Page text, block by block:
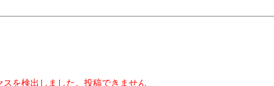
を検出しました。投稿できません